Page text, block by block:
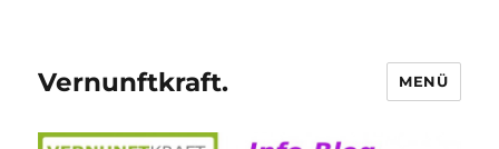
Vernunftkraft. MENÜ